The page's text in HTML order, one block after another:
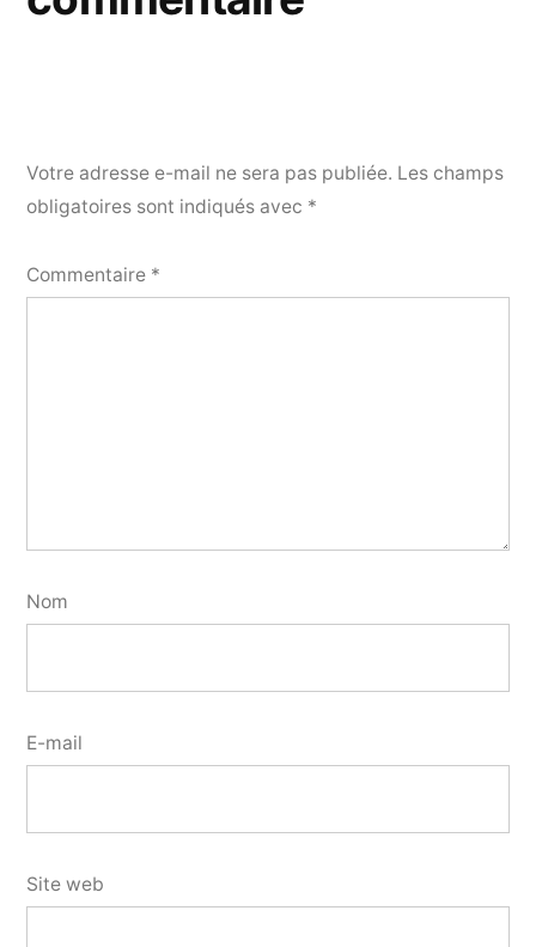
Votre adresse e-mail ne sera pas publiée. Les champs
obligatoires sont indiqués avec *
Commentaire *
Nom
E-mail
Site web